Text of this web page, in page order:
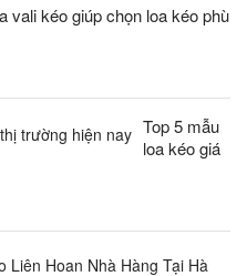
vali kéo giúp chọn loa kéo phù
Top 5 mẫu
loa kéo giá